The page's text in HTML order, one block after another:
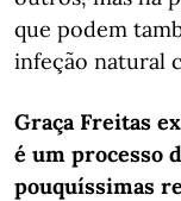
que podem
infeção natural
Graça Freitas
é um processo
pouquíssimas